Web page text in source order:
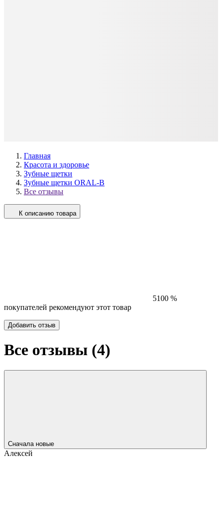
Главная
Красота и здоровье
Зубные щетки
Зубные щетки ORAL-B
Все отзывы
К описанию товара
5100 %
покупателей рекомендуют этот товар
Добавить отзыв
Все отзывы (4)
Сначала новые
Алексей